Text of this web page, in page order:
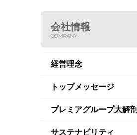
会社情報
COMPANY
経営理念
トップメッセージ
プレミアグループ大解剖
サステナビリティ